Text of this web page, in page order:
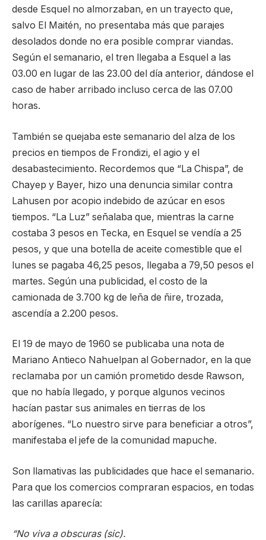
desde Esquel no almorzaban, en un trayecto que,
salvo El Maitén, no presentaba más que parajes
desolados donde no era posible comprar viandas.
Según el semanario, el tren llegaba a Esquel a las
03.00 en lugar de las 23.00 del día anterior, dándose el
caso de haber arribado incluso cerca de las 07.00
horas.
También se quejaba este semanario del alza de los
precios en tiempos de Frondizi, el agio y el
desabastecimiento. Recordemos que “La Chispa”, de
Chayep y Bayer, hizo una denuncia similar contra
Lahusen por acopio indebido de azúcar en esos
tiempos. “La Luz” señalaba que, mientras la carne
costaba 3 pesos en Tecka, en Esquel se vendía a 25
pesos, y que una botella de aceite comestible que el
lunes se pagaba 46,25 pesos, llegaba a 79,50 pesos el
martes. Según una publicidad, el costo de la
camionada de 3.700 kg de leña de ñire, trozada,
ascendía a 2.200 pesos.
El 19 de mayo de 1960 se publicaba una nota de
Mariano Antieco Nahuelpan al Gobernador, en la que
reclamaba por un camión prometido desde Rawson,
que no había llegado, y porque algunos vecinos
hacían pastar sus animales en tierras de los
aborígenes. “Lo nuestro sirve para beneficiar a otros”,
manifestaba el jefe de la comunidad mapuche.
Son llamativas las publicidades que hace el semanario.
Para que los comercios compraran espacios, en todas
las carillas aparecía:
“No viva a obscuras (sic).